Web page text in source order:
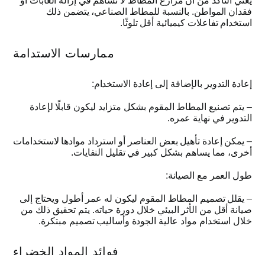
فقدان المواطن. بالنسبة للمطاط الصناعي، يتضمن ذلك
استخدام تفاعلات كيميائية أقل تلوثًا.
ممارسات الاستدامة
إعادة التدوير بالإضافة إلى إعادة الاستخدام:
– يتم تصنيع المطاط المقوم بشكل متزايد ليكون قابلًا لإعادة
التدوير في نهاية عمره.
– يمكن إعادة تأهيل بعض العناصر أو استرداد موادها لاستخدامات
أخرى، مما يساهم بشكل كبير في تقليل النفايات.
طول العمر مع الصيانة:
– يقلل تصميم المطاط المقوم ليكون له عمر أطول ويحتاج إلى
صيانة أقل من الأثر البيئي خلال دورة حياته. يتم تحقيق ذلك من
خلال استخدام مواد عالية الجودة وأساليب تصميم مبتكرة.
فوائد المواد الخضراء